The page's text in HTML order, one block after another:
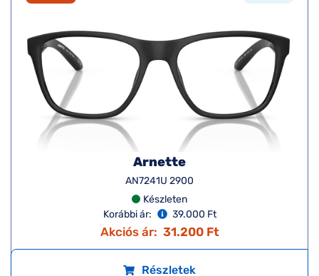
Arnette
AN7241U 2900
Készleten
Korábbi ár:
39.000 Ft
Akciós ár: 31.200 Ft
Részletek